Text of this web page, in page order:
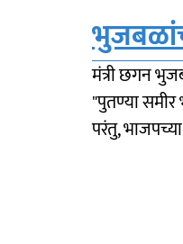
मंत्री छगन
"पुतण्या
परंतु,